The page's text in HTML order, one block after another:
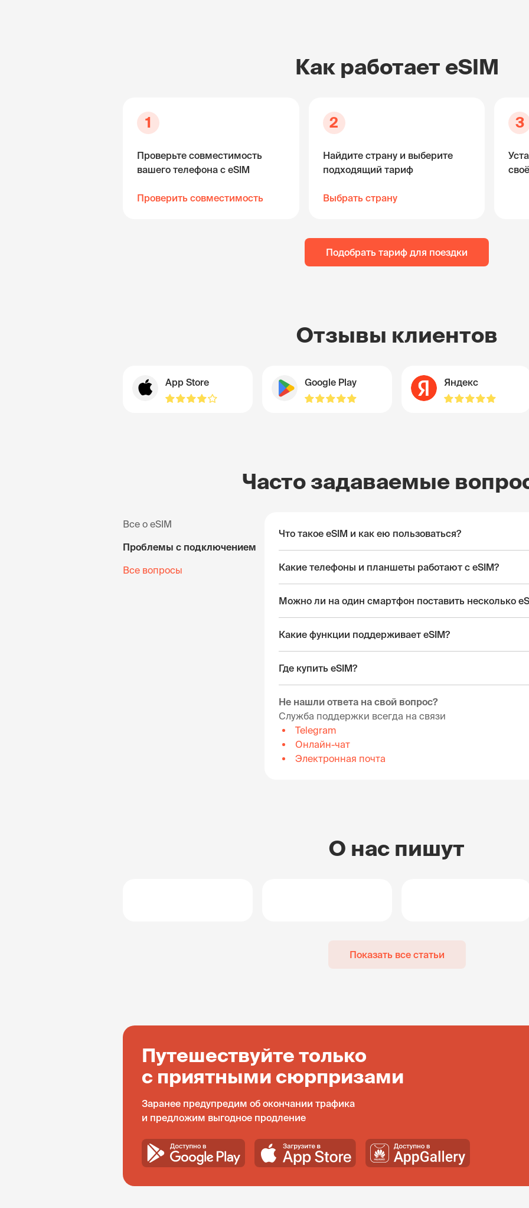
Как работает eSIM
1
Проверьте совместимость
вашего телефона с eSIM
Проверить совместимость
2
Найдите страну и выберите
подходящий тариф
Выбрать страну
3
Подобрать тариф для поездки
Отзывы клиентов
App Store Google Play Яндекс
Часто задаваемые
Все о eSIM
Проблемы с подключением
Все вопросы
Что такое eSIM и как ею пользоваться?
Какие телефоны и планшеты работают с eSIM?
Можно ли на один смартфон поставить несколько
Какие функции поддерживает eSIM?
Где купить eSIM?
Не нашли ответа на свой вопрос?
Служба поддержки всегда на связи
Telegram
Онлайн-чат
Электронная почта
О нас пишут
Показать все статьи
Путешествуйте только
с приятными сюрпризами
Заранее предупредим об окончании трафика
и предложим выгодное продление